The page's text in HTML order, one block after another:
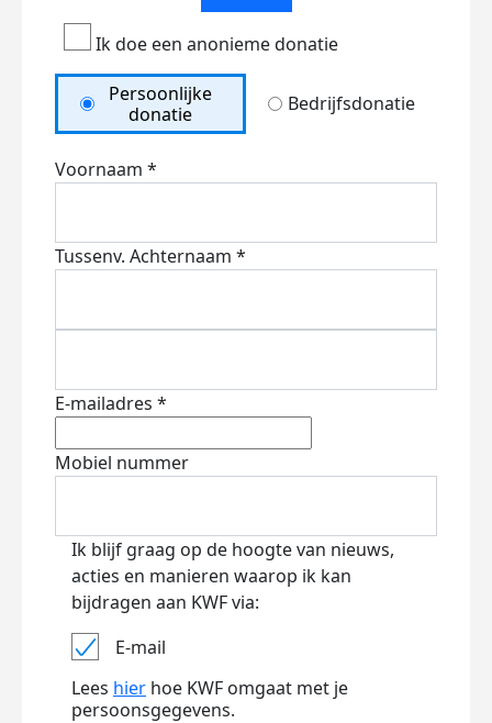
Ik doe een anonieme donatie
Persoonlijke
donatie
Bedrijfsdonatie
Voornaam *
Tussenv. Achternaam *
E-mailadres *
Mobiel nummer
Ik blijf graag op de hoogte van nieuws,
acties en manieren waarop ik kan
bijdragen aan KWF via:
E-mail
Lees hier hoe KWF omgaat met je
persoonsgegevens.